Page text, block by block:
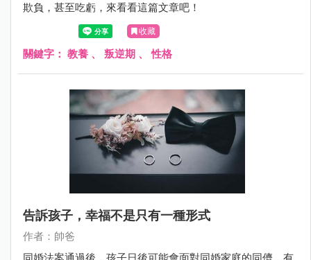
欺負，甚至吃虧，來看看這篇文章吧！
收藏
關鍵字： 教養 、 叛逆期 、性格
告訴孩子，幸福不是只有一種形式
作者：帥爸